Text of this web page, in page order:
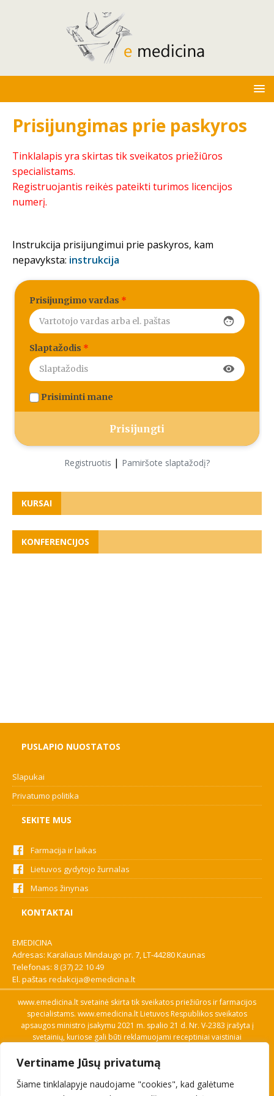
Vertiname Jūsų privatumą
Šiame tinklalapyje naudojame "cookies", kad galėtume
Prisijungimas prie paskyros
Tinklalapis yra skirtas tik sveikatos priežiūros
specialistams.
Registruojantis reikės pateikti turimos licencijos
numerį.
Instrukcija prisijungimui prie paskyros, kam
nepavyksta: instrukcija
Prisijungimo vardas *
face
Slaptažodis *
visibility
Prisiminti mane
Registruotis | Pamiršote slaptažodį?
KURSAI
KONFERENCIJOS
PUSLAPIO NUOSTATOS
Slapukai
Privatumo politika
SEKITE MUS
Farmacija ir laikas
Lietuvos gydytojo žurnalas
Mamos žinynas
KONTAKTAI
EMEDICINA
Adresas: Karaliaus Mindaugo pr. 7, LT-44280 Kaunas
Telefonas: 8 (37) 22 10 49
El. paštas redakcija@emedicina.lt
www.emedicina.lt svetainė skirta tik sveikatos priežiūros ir farmacijos
specialistams. www.emedicina.lt Lietuvos Respublikos sveikatos
apsaugos ministro įsakymu 2021 m. spalio 21 d. Nr. V-2383 įrašyta į
svetainių, kuriose gali būti reklamuojami receptiniai vaistiniai
savo profesinę kvalifikaciją. Naudingos nuorodos: Vaistų ir medicinos
pagalbos priemonių kainų paieška, VVKT tinklalapis, Sveikatos
priežiūros ar farmacijos specialisto pranešimo apie įtariamą